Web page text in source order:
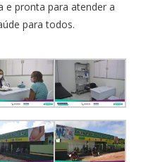
e pronta para atender a
para todos.